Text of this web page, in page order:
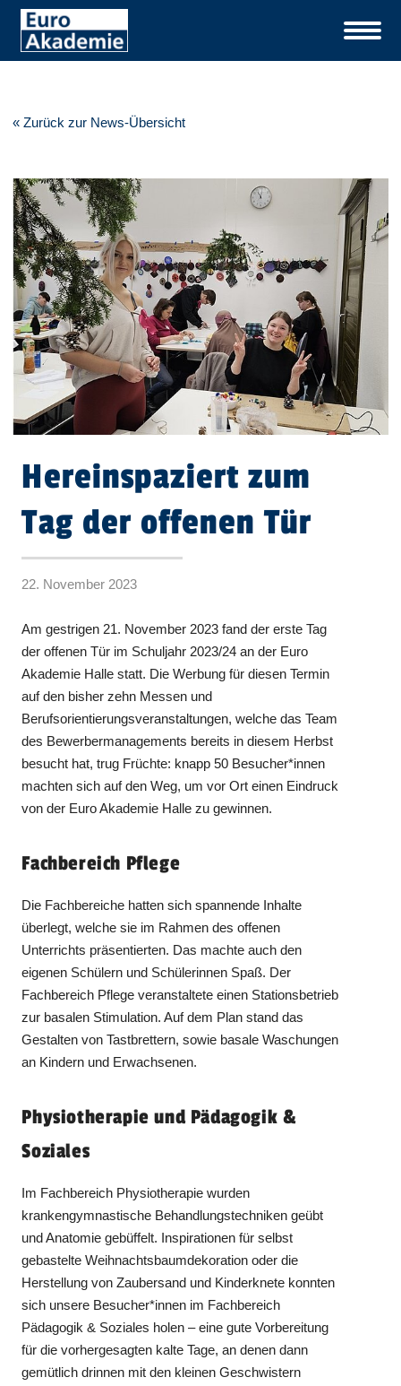
« Zurück zur News-Übersicht
Hereinspaziert zum
Tag der offenen Tür
22. November 2023
Am gestrigen 21. November 2023 fand der erste Tag
der offenen Tür im Schuljahr 2023/24 an der Euro
Akademie Halle statt. Die Werbung für diesen Termin
auf den bisher zehn Messen und
Berufsorientierungsveranstaltungen, welche das Team
des Bewerbermanagements bereits in diesem Herbst
besucht hat, trug Früchte: knapp 50 Besucher*innen
machten sich auf den Weg, um vor Ort einen Eindruck
von der Euro Akademie Halle zu gewinnen.
Fachbereich Pflege
Die Fachbereiche hatten sich spannende Inhalte
überlegt, welche sie im Rahmen des offenen
Unterrichts präsentierten. Das machte auch den
eigenen Schülern und Schülerinnen Spaß. Der
Fachbereich Pflege veranstaltete einen Stationsbetrieb
zur basalen Stimulation. Auf dem Plan stand das
Gestalten von Tastbrettern, sowie basale Waschungen
an Kindern und Erwachsenen.
Physiotherapie und Pädagogik &
Soziales
Im Fachbereich Physiotherapie wurden
krankengymnastische Behandlungstechniken geübt
und Anatomie gebüffelt. Inspirationen für selbst
gebastelte Weihnachtsbaumdekoration oder die
Herstellung von Zaubersand und Kinderknete konnten
sich unsere Besucher*innen im Fachbereich
Pädagogik & Soziales holen – eine gute Vorbereitung
für die vorhergesagten kalte Tage, an denen dann
gemütlich drinnen mit den kleinen Geschwistern